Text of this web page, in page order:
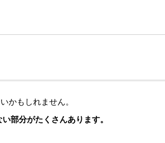
かもしれません。
部分がたくさんあります。